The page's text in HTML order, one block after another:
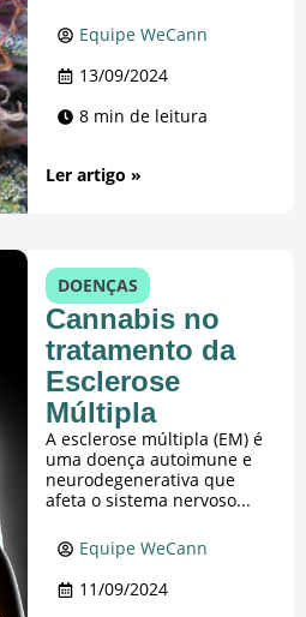
Equipe WeCann
13/09/2024
8 min de leitura
Ler artigo »
DOENÇAS
Cannabis no
tratamento da
Esclerose
Múltipla
A esclerose múltipla (EM) é
uma doença autoimune e
neurodegenerativa que
afeta o sistema nervoso...
Equipe WeCann
11/09/2024